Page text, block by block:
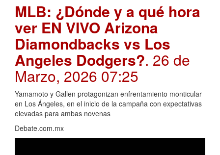
MLB: ¿Dónde y a qué hora
ver EN VIVO Arizona
Diamondbacks vs Los
Angeles Dodgers?. 26 de
Marzo, 2026 07:25
Yamamoto y Gallen protagonizan enfrentamiento monticular
en Los Ángeles, en el inicio de la campaña con expectativas
elevadas para ambas novenas
Debate.com.mx